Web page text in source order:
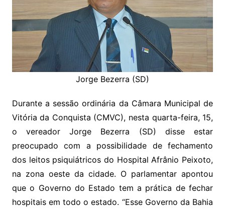
Jorge Bezerra (SD)
Durante a sessão ordinária da Câmara Municipal de
Vitória da Conquista (CMVC), nesta quarta-feira, 15,
o vereador Jorge Bezerra (SD) disse estar
preocupado com a possibilidade de fechamento
dos leitos psiquiátricos do Hospital Afrânio Peixoto,
na zona oeste da cidade. O parlamentar apontou
que o Governo do Estado tem a prática de fechar
hospitais em todo o estado. “Esse Governo da Bahia